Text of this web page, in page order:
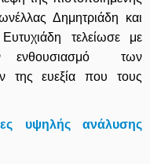
Δημητριάδη και
τελείωσε με
ενθουσιασμό των
της ευεξία που τους
υψηλής ανάλυσης